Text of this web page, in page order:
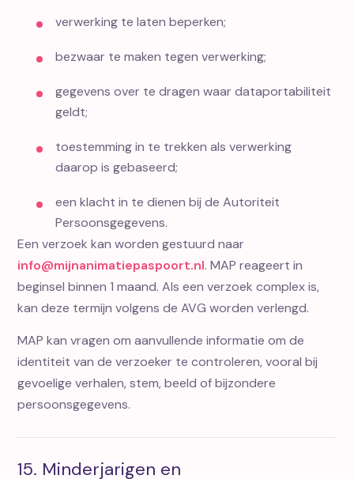
verwerking te laten beperken;
bezwaar te maken tegen verwerking;
gegevens over te dragen waar dataportabiliteit
geldt;
toestemming in te trekken als verwerking
daarop is gebaseerd;
een klacht in te dienen bij de Autoriteit
Persoonsgegevens.
Een verzoek kan worden gestuurd naar
info@mijnanimatiepaspoort.nl. MAP reageert in
beginsel binnen 1 maand. Als een verzoek complex is,
kan deze termijn volgens de AVG worden verlengd.
MAP kan vragen om aanvullende informatie om de
identiteit van de verzoeker te controleren, vooral bij
gevoelige verhalen, stem, beeld of bijzondere
persoonsgegevens.
15. Minderjarigen en